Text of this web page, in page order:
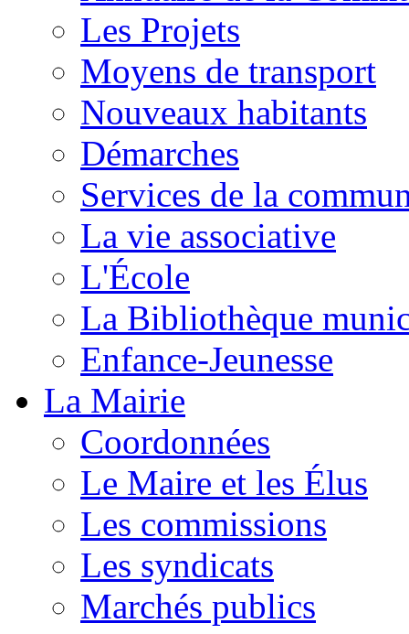
Les Projets
Moyens de transport
Nouveaux habitants
Démarches
Services de la
La vie associative
L'École
La Bibliothèque
Enfance-Jeunesse
La Mairie
Coordonnées
Le Maire et les Élus
Les commissions
Les syndicats
Marchés publics